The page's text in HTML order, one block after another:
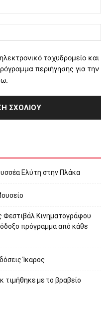
ταχυδρομείο και
περιήγησης για την
Ελύτη στην Πλάκα
Φεστιβάλ Κινηματογράφου
πρόγραμμα από κάθε
Ίκαρος
τιμήθηκε με το βραβείο